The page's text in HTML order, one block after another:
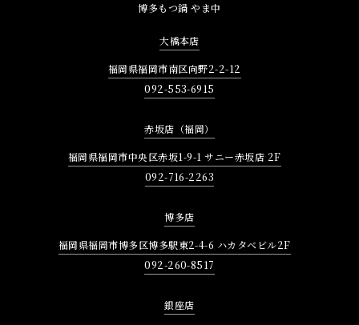
博多もつ鍋 やま中
大橋本店
福岡県福岡市南区向野2-2-12
092-553-6915
赤坂店（福岡）
福岡県福岡市中央区赤坂1-9-1 サニー赤坂店 2F
092-716-2263
博多店
福岡県福岡市博多区博多駅東2-4-6 ハカタベビル2F
092-260-8517
銀座店